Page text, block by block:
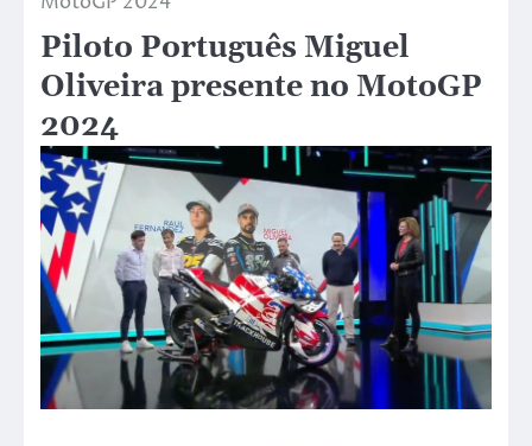
Piloto Português Miguel
Oliveira presente no MotoGP
2024